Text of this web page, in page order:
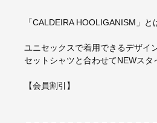
「CALDEIRA HOOLIGANISM」
ユニセックスで着用できるデザイ
セットシャツと合わせてNEWスタ
【会員割引】